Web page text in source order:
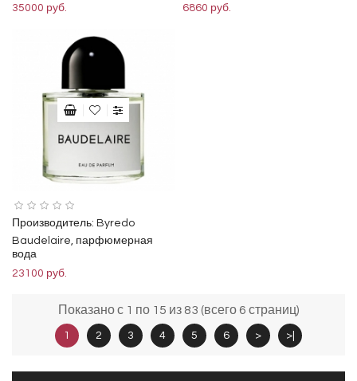
35000 руб.
6860 руб.
Производитель: Byredo
Baudelaire, парфюмерная
вода
23100 руб.
Показано с 1 по 15 из 83 (всего 6 страниц)
1 2 3 4 5 6 > >|